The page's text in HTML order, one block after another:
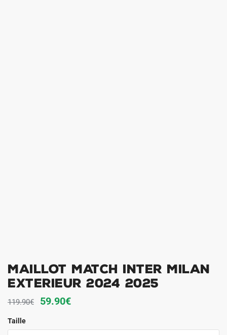
Maillot Match Inter Milan
Exterieur 2024 2025
119.90€
Le
initial
59.90€Le
actuel
Taille